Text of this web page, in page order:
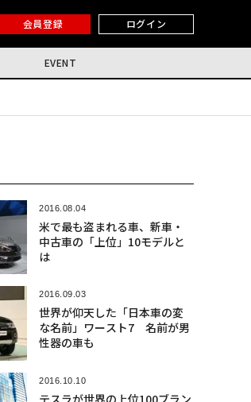
会員登録 ログイン
EVENT
2016.08.04
米で最も盗まれる車、新車・
中古車の「上位」10モデルと
は
2016.09.03
世界が仰天した「日本車の変
な名前」ワースト7 名前が男
性器の車も
2016.10.10
テスラが世界の上位100ブラン